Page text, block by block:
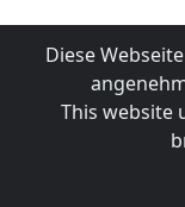
Diese
This website